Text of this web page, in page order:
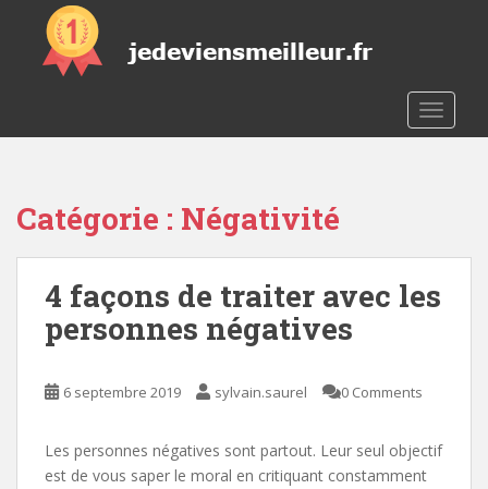
o
Catégorie : Négativité
4 façons de traiter avec les
personnes négatives
6 septembre 2019 sylvain.saurel 0 Comments
Les personnes négatives sont partout. Leur seul objectif
est de vous saper le moral en critiquant constamment